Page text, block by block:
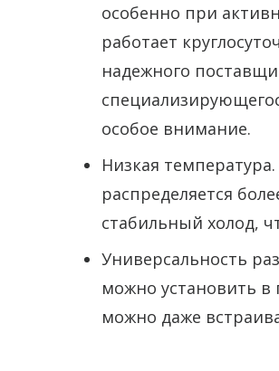
особенно при
работает
надежного
особое внимание.
Низкая
распределяется
стабильный холод,
Универсальность
можно установить
можно даже